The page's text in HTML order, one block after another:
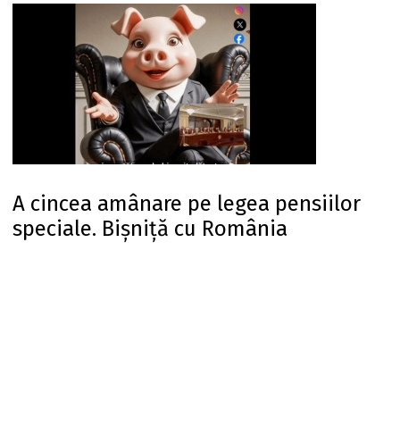
A cincea amânare pe legea pensiilor
speciale. Bișniță cu România